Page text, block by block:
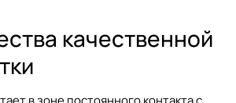
качественной